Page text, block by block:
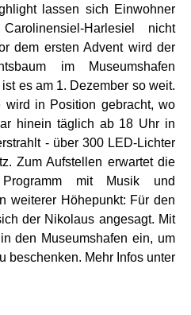
lassen sich Einwohner
Harlesiel nicht
dem ersten Advent wird der
im Museumshafen
es am 1. Dezember so weit.
wird in Position gebracht, wo
hinein täglich ab 18 Uhr in
- über 300 LED-Lichter
Zum Aufstellen erwartet die
mit Musik und
weiterer Höhepunkt: Für den
der Nikolaus angesagt. Mit
den Museumshafen ein, um
beschenken. Mehr Infos unter